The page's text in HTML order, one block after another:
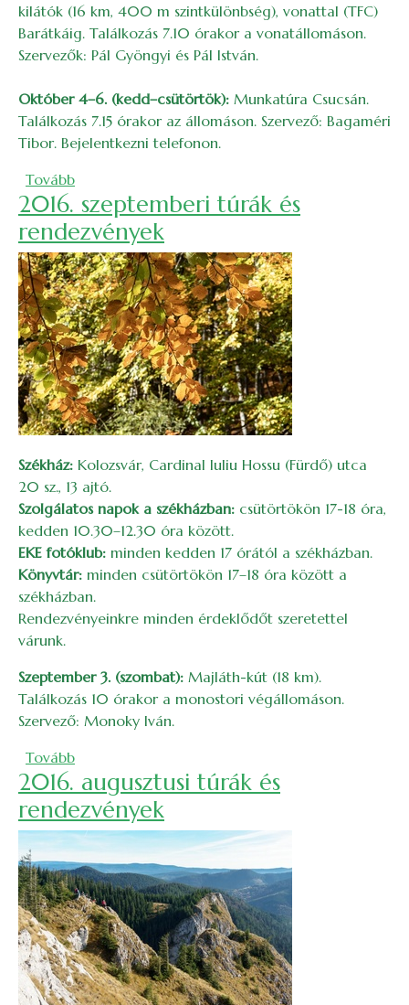
kilátók (16 km, 400 m szintkülönbség), vonattal (TFC)
Barátkáig. Találkozás 7.10 órakor a vonatállomáson.
Szervezők: Pál Gyöngyi és Pál István.
Október 4–6. (kedd–csütörtök): Munkatúra Csucsán.
Találkozás 7.15 órakor az állomáson. Szervező: Bagaméri
Tibor. Bejelentkezni telefonon.
Tovább(2016. októberi túrák és rendezvények)
2016. szeptemberi túrák és
rendezvények
Székház: Kolozsvár, Cardinal Iuliu Hossu (Fürdő) utca
20 sz., 13 ajtó.
Szolgálatos napok a székházban: csütörtökön 17-18 óra,
kedden 10.30–12.30 óra között.
EKE fotóklub: minden kedden 17 órától a székházban.
Könyvtár: minden csütörtökön 17–18 óra között a
székházban.
Rendezvényeinkre minden érdeklődőt szeretettel
várunk.
Szeptember 3. (szombat): Majláth-kút (18 km).
Találkozás 10 órakor a monostori végállomáson.
Szervező: Monoky Iván.
Tovább(2016. szeptemberi túrák és rendezvények)
2016. augusztusi túrák és
rendezvények